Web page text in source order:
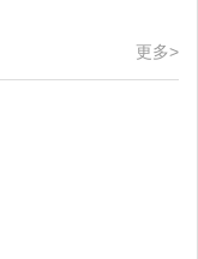
更多>